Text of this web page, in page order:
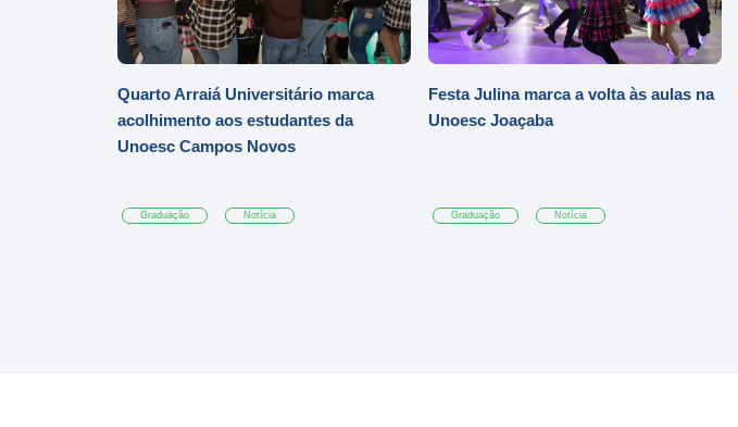
Quarto Arraiá Universitário marca
acolhimento aos estudantes da
Unoesc Campos Novos
Graduação Notícia
Festa Julina marca a volta às aulas na
Unoesc Joaçaba
Graduação Notícia